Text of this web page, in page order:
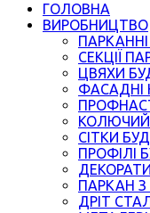
ГОЛОВНА
ВИРОБНИЦТВО
ПАРКАННІ
СЕКЦІЇ
ЦВЯХИ
ФАСАДНІ
КОЛЮЧИЙ
СІТКИ
ПРОФІЛІ
ПАРКАН
ДРІТ